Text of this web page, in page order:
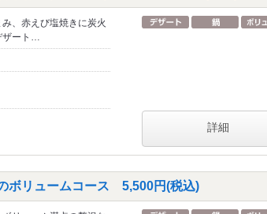
、赤えび塩焼きに炭火
ザート…
詳細
ボリュームコース 5,500円(税込)